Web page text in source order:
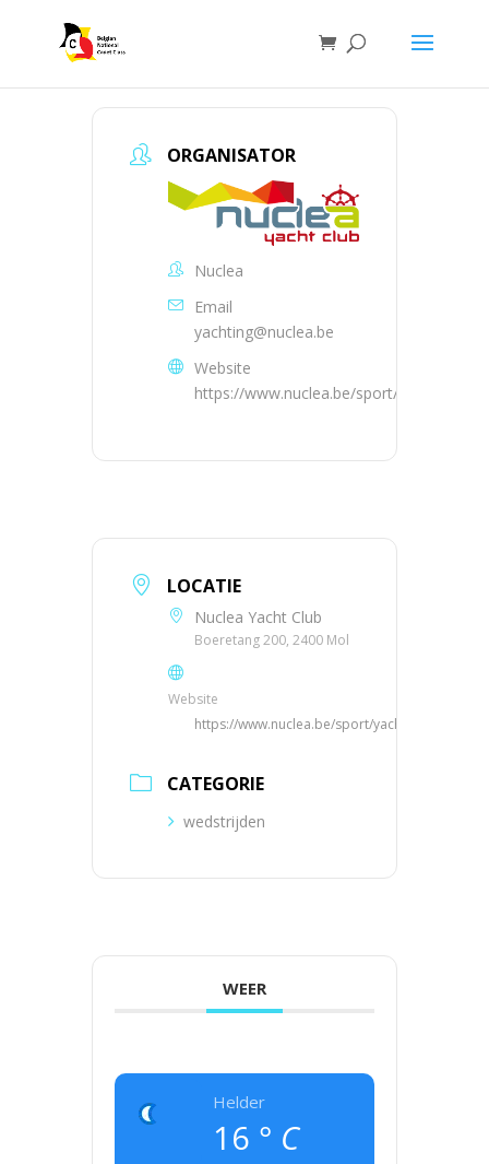
ORGANISATOR
Nuclea
Email
yachting@nuclea.be
Website
https://www.nuclea.be/sport/yachting
LOCATIE
Nuclea Yacht Club
Boeretang 200, 2400 Mol
Website
https://www.nuclea.be/sport/yachting
CATEGORIE
wedstrijden
WEER
Helder
16 ° C